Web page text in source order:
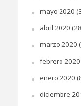
mayo 2020
abril 2020
marzo 2020
febrero 2020
enero 2020
diciembre